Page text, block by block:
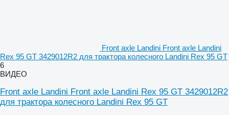
Front axle Landini Front axle Landini
Rex 95 GT 3429012R2 для трактора колесного Landini Rex 95 GT
6
ВИДЕО
Front axle Landini Front axle Landini Rex 95 GT 3429012R2
для трактора колесного Landini Rex 95 GT